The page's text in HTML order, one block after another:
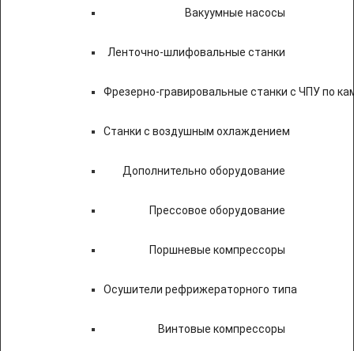
Вакуумные насосы
Ленточно-шлифовальные станки
Фрезерно-гравировальные станки с ЧПУ по
Станки с воздушным охлаждением
Дополнительно оборудование
Прессовое оборудование
Поршневые компрессоры
Осушители рефрижераторного типа
Винтовые компрессоры